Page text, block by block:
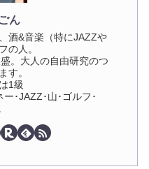
ん
酒&音楽（特にJAZZや
の人。
。大人の自由研究のつ
す。
1級
ー･JAZZ･山･ゴルフ･